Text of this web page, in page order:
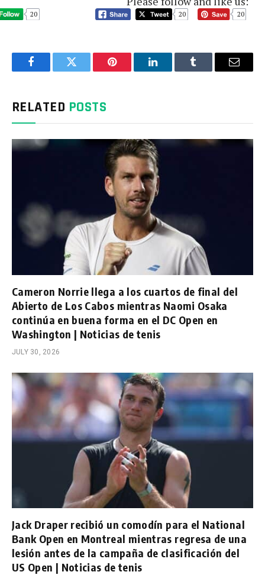
20 20 20
FacebookTwitter Pinterest LinkedInTumblr Email
RELATED POSTS
Cameron Norrie llega a los cuartos de final del
Abierto de Los Cabos mientras Naomi Osaka
continúa en buena forma en el DC Open en
Washington | Noticias de tenis
JULY 30, 2026
Jack Draper recibió un comodín para el National
Bank Open en Montreal mientras regresa de una
lesión antes de la campaña de clasificación del
US Open | Noticias de tenis